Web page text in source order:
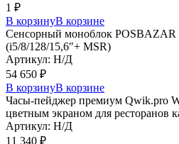
1 ₽
В корзинуВ корзине
Сенсорный моноблок
(i5/8/128/15,6″+ MSR)
Артикул: Н/Д
54 650 ₽
В корзинуВ корзине
Часы-пейджер премиум Qwik.pro
цветным экраном для ресторанов
Артикул: Н/Д
11 340 ₽